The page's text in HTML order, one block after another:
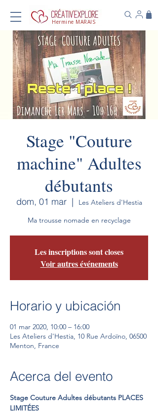
Hermine MARAIS
Stage "Couture
machine" Adultes
débutants
dom, 01 mar
  |
Les Ateliers d'Hestia
Ma trousse nomade en recyclage
Les inscriptions sont closes
Voir autres événements
Horario y ubicación
01 mar 2020, 10:00 – 16:00
Les Ateliers d'Hestia, 10 Rue Ardoïno, 06500
Menton, France
Acerca del evento
Stage Couture Adultes débutants PLACES
LIMITÉES